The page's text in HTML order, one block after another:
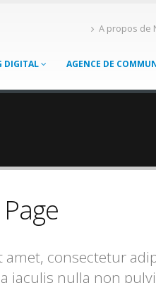
A propos de
DIGITAL AGENCE DE
consectetur
iaculis nulla non